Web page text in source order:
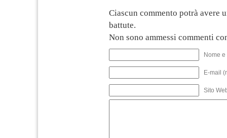
Ciascun commento potrà avere
battute.
Non sono ammessi commenti
Nome
E-mail
Sito